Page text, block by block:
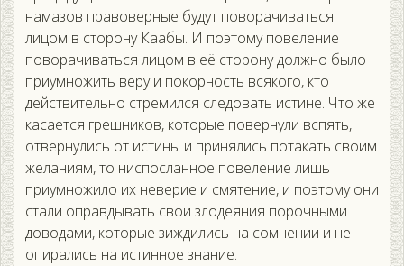
намазов правоверные будут поворачиваться
лицом в сторону Каабы. И поэтому повеление
поворачиваться лицом в её сторону должно было
приумножить веру и покорность всякого, кто
действительно стремился следовать истине. Что же
касается грешников, которые повернули вспять,
отвернулись от истины и принялись потакать своим
желаниям, то ниспосланное повеление лишь
приумножило их неверие и смятение, и поэтому они
стали оправдывать свои злодеяния порочными
доводами, которые зиждились на сомнении и не
опирались на истинное знание.